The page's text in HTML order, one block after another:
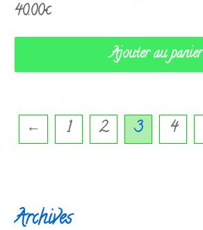
40.00€
Ajouter au panier
← 1 2 3 4
Archives